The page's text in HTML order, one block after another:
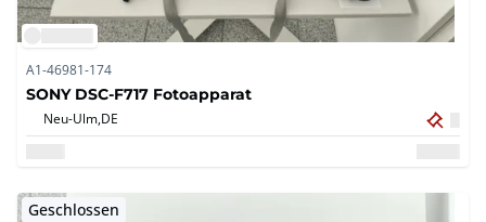
A1-46981-174
SONY DSC-F717 Fotoapparat
Neu-Ulm,DE
Geschlossen